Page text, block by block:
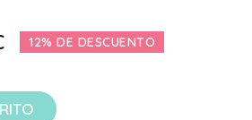
12% DE DESCUENTO